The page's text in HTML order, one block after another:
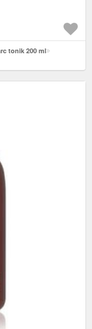
tonik 200 ml